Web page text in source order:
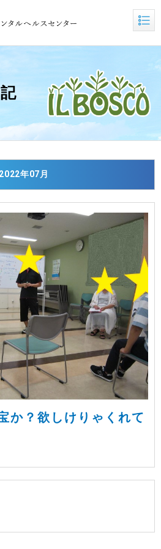
2022年07月
か？欲しけりゃくれて